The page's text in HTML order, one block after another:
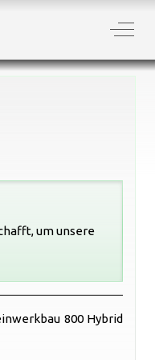
Off-
um unsere
800 Hybrid